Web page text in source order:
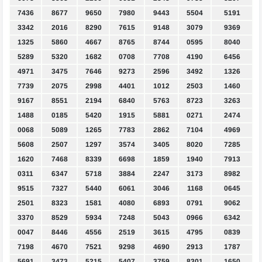
7436
8677 9650 7980 9443 5504
5191
3342
2016 8290 7615 9148 3079
9369
1325
5860 4667 8765 8744 0595
8040
5289
5320 1682 0708 7708 4190
6456
4971
3475 7646 9273 2596 3492
1326
7739
2075 2998 4401 1012 2503
1460
9167
8551 2194 6840 5763 8723
3263
1488
0185 5420 1915 5881 0271
2474
0068
5089 1265 7783 2862 7104
4969
5608
2507 1297 3574 3405 8020
7285
1620
7468 8339 6698 1859 1940
7913
0311
6347 5718 3884 2247 3173
8982
9515
7327 5440 6061 3046 1168
0645
2501
8323 1581 4080 6893 0791
9062
3370
8529 5934 7248 5043 0966
6342
0047
8446 4556 2519 3615 4795
0839
7198
4670 7521 9298 4690 2913
1787